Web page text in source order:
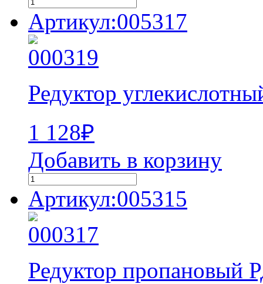
Артикул:005317
Редуктор
1 128₽
Добавить в корзину
Артикул:005315
Редуктор пропановый